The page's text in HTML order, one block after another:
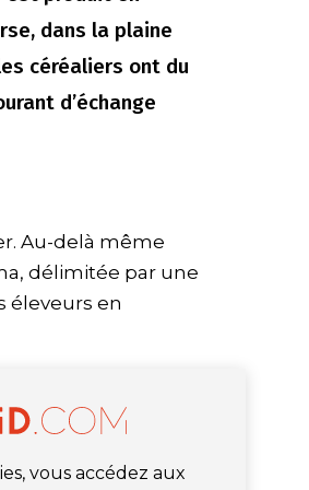
dans la plaine
céréaliers ont du
d’échange
Au-delà même
délimitée par une
éleveurs en
vous accédez aux